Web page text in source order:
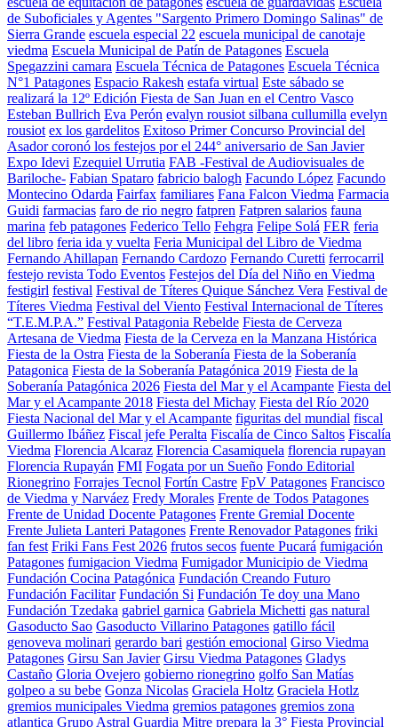
de Suboficiales y Agentes "Sargento Primero Domingo Salinas" de
Sierra Grande escuela especial 22 escuela municipal de canotaje
viedma Escuela Municipal de Patín de Patagones Escuela
Spegazzini camara Escuela Técnica de Patagones Escuela Técnica
N°1 Patagones Espacio Rakesh estafa virtual Este sábado se
realizará la 12º Edición Fiesta de San Juan en el Centro Vasco
Esteban Bullrich Eva Perón evalyn rousiot silbana cullumilla evelyn
rousiot ex los gardelitos Exitoso Primer Concurso Provincial del
Asador coronó los festejos por el 244° aniversario de San Javier
Expo Idevi Ezequiel Urrutia FAB -Festival de Audiovisuales de
Bariloche- Fabian Spataro fabricio balogh Facundo López Facundo
Montecino Odarda Fairfax familiares Fana Falcon Viedma Farmacia
Guidi farmacias faro de rio negro fatpren Fatpren salarios fauna
marina feb patagones Federico Tello Fehgra Felipe Solá FER feria
del libro feria ida y vuelta Feria Municipal del Libro de Viedma
Fernando Ahillapan Fernando Cardozo Fernando Curetti ferrocarril
festejo revista Todo Eventos Festejos del Día del Niño en Viedma
festigirl festival Festival de Títeres Quique Sánchez Vera Festival de
Títeres Viedma Festival del Viento Festival Internacional de Títeres
“T.E.M.P.A.” Festival Patagonia Rebelde Fiesta de Cerveza
Artesana de Viedma Fiesta de la Cerveza en la Manzana Histórica
Fiesta de la Ostra Fiesta de la Soberanía Fiesta de la Soberanía
Patagonica Fiesta de la Soberanía Patagónica 2019 Fiesta de la
Soberanía Patagónica 2026 Fiesta del Mar y el Acampante Fiesta del
Mar y el Acampante 2018 Fiesta del Michay Fiesta del Río 2020
Fiesta Nacional del Mar y el Acampante figuritas del mundial fiscal
Guillermo Ibáñez Fiscal jefe Peralta Fiscalía de Cinco Saltos Fiscalía
Viedma Florencia Alcaraz Florencia Casamiquela florencia rupayan
Florencia Rupayán FMI Fogata por un Sueño Fondo Editorial
Rionegrino Forrajes Tecnol Fortín Castre FpV Patagones Francisco
de Viedma y Narváez Fredy Morales Frente de Todos Patagones
Frente de Unidad Docente Patagones Frente Gremial Docente
Frente Julieta Lanteri Patagones Frente Renovador Patagones friki
fan fest Friki Fans Fest 2026 frutos secos fuente Pucará fumigación
Patagones fumigacion Viedma Fumigador Municipio de Viedma
Fundación Cocina Patagónica Fundación Creando Futuro
Fundación Facilitar Fundación Si Fundación Te doy una Mano
Fundación Tzedaka gabriel garnica Gabriela Michetti gas natural
Gasoducto Sao Gasoducto Villarino Patagones gatillo fácil
genoveva molinari gerardo bari gestión emocional Girso Viedma
Patagones Girsu San Javier Girsu Viedma Patagones Gladys
Castaño Gloria Ovejero gobierno rionegrino golfo San Matías
golpeo a su bebe Gonza Nicolas Graciela Holtz Graciela Hotlz
gremios municipales Viedma gremios patagones gremios zona
atlantica Grupo Astral Guardia Mitre prepara la 3° Fiesta Provincial